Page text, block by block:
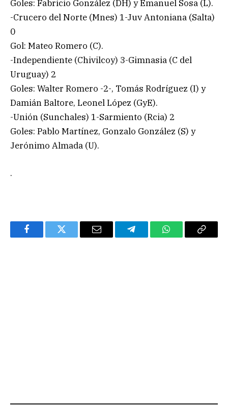
Goles: Fabricio González (DH) y Emanuel Sosa (L).
-Crucero del Norte (Mnes) 1-Juv Antoniana (Salta)
0
Gol: Mateo Romero (C).
-Independiente (Chivilcoy) 3-Gimnasia (C del
Uruguay) 2
Goles: Walter Romero -2-, Tomás Rodríguez (I) y
Damián Baltore, Leonel López (GyE).
-Unión (Sunchales) 1-Sarmiento (Rcia) 2
Goles: Pablo Martínez, Gonzalo González (S) y
Jerónimo Almada (U).
.
FacebookTwitter Email TelegramWhatsAppCopy